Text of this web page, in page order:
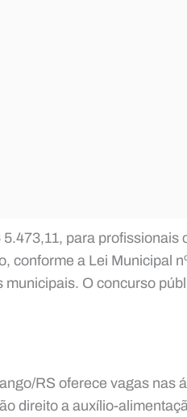
para profissionais
conforme a Lei Municipal
O concurso
RS oferece vagas nas
direito a auxílio-